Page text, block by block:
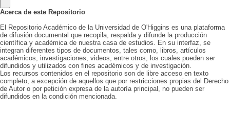
Acerca de este Repositorio
El Repositorio Académico de la Universidad de O'Higgins es una plataforma
de difusión documental que recopila, respalda y difunde la producción
científica y académica de nuestra casa de estudios. En su interfaz, se
integran diferentes tipos de documentos, tales como, libros, artículos
académicos, investigaciones, videos, entre otros, los cuales pueden ser
difundidos y utilizados con fines académicos y de investigación.
Los recursos contenidos en el repositorio son de libre acceso en texto
completo, a excepción de aquellos que por restricciones propias del Derecho
de Autor o por petición expresa de la autoría principal, no pueden ser
difundidos en la condición mencionada.